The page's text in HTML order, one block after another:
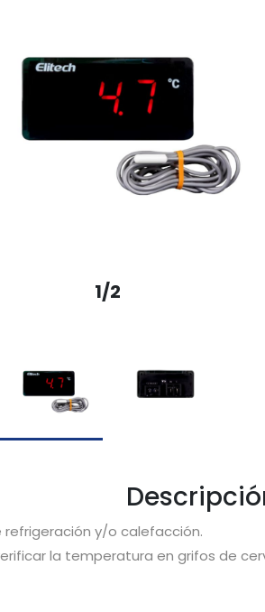
1/2
y/o calefacción.
la temperatura en grifos de